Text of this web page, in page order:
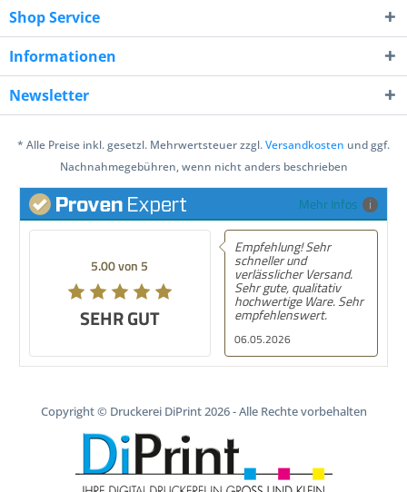
Shop Service
Informationen
Newsletter
* Alle Preise inkl. gesetzl. Mehrwertsteuer zzgl.Versandkosten und ggf.
Nachnahmegebühren, wenn nicht anders beschrieben
Mehr Infos
5.00 von 5
SEHR GUT
06.05.2026
Empfehlung! Sehr
schneller und
verlässlicher Versand.
Sehr gute, qualitativ
hochwertige Ware. Sehr
empfehlenswert.
Copyright © Druckerei DiPrint 2026 - Alle Rechte vorbehalten